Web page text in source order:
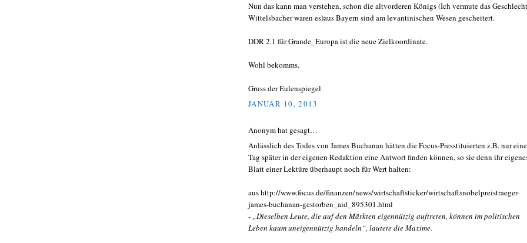
Nun das kann man verstehen, schon die altvorderen Königs (Ich vermute das
Wittelsbacher waren es)aus Bayern sind am levantinischen Wesen gescheitert.
DDR 2.1 für Grande_Europa ist die neue Zielkoordinate.
Wohl bekomms.
Gruss der Eulenspiegel
JANUAR 10, 2013
Anonym hat gesagt…
Anlässlich des Todes von James Buchanan hätten die Focus-Presstituierten z.B. nur
Tag später in der eigenen Redaktion eine Antwort finden können, so sie denn ihr
Blatt einer Lektüre überhaupt noch für Wert halten:
aus http://www.focus.de/finanzen/news/wirtschaftsticker/wirtschaftsnobelpreistraeger-
james-buchanan-gestorben_aid_895301.html
- „Dieselben Leute, die auf den Märkten eigennützig auftreten, können im politischen
Leben kaum uneigennützig handeln“, lautete die Maxime.